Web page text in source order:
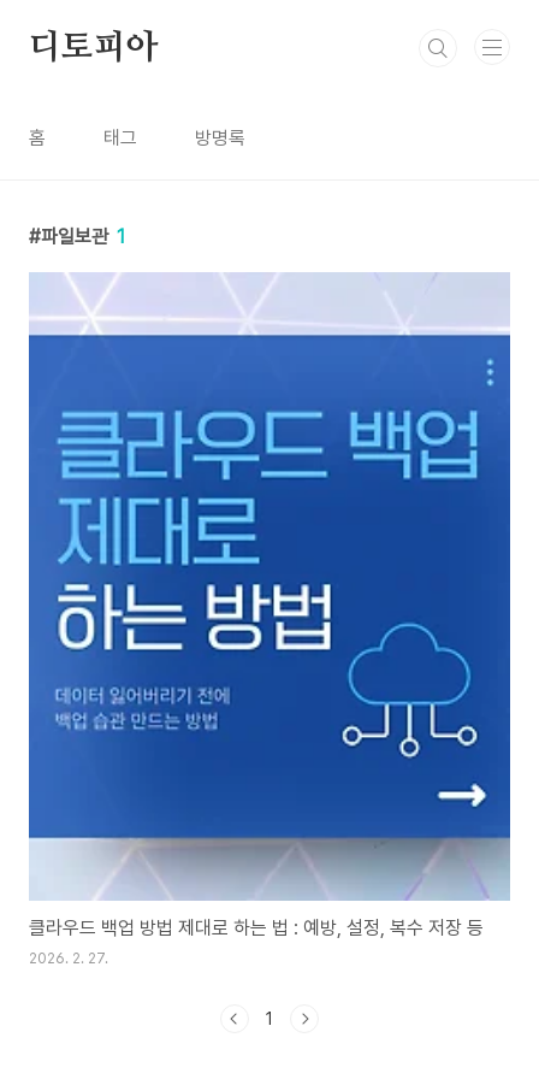
디토피아
홈 태그 방명록
파일보관 1
클라우드 백업 방법 제대로 하는 법 : 예방, 설정, 복수 저장 등
2026. 2. 27.
1